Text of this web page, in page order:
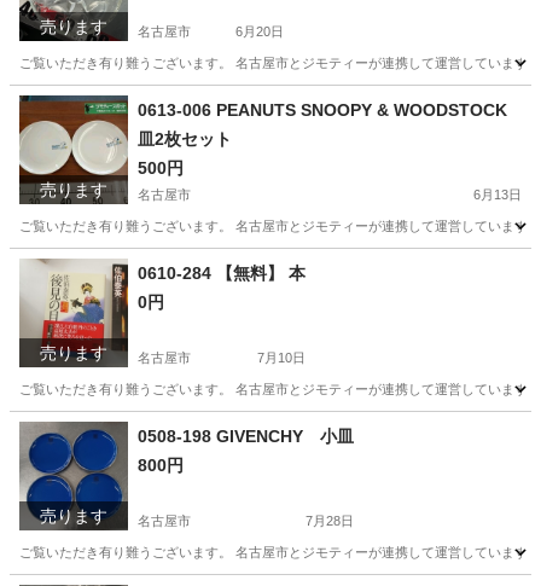
売ります 名古屋市 6月20日
ご覧いただき有り難うございます。 名古屋市とジモティーが連携して運営してい
愛知 名古屋市
売ります
0613-006 PEANUTS SNOOPY & WOODSTOCK
皿2枚セット
500円
名古屋市 6月13日
ご覧いただき有り難うございます。 名古屋市とジモティーが連携して運営してい
愛知 名古屋市 リユース
売ります
0610-284 【無料】 本
0円
名古屋市 7月10日
ご覧いただき有り難うございます。 名古屋市とジモティーが連携して運営してい
愛知 名古屋市
売ります
0508-198 GIVENCHY 小皿
800円
名古屋市 7月28日
ご覧いただき有り難うございます。 名古屋市とジモティーが連携して運営してい